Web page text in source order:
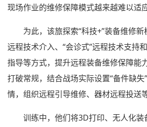
现场作业的维修保障模式越来越难以适
为此，该旅探索“科技+”装备维修新
远程技术介入、“会诊式”远程技术支持
指导等方式，提升远程装备维修保障能
打破常规，结合战场实际设置“备件缺失
情，组织远程引导维修、器材远程投送
训练中，他们将3D打印、无人化